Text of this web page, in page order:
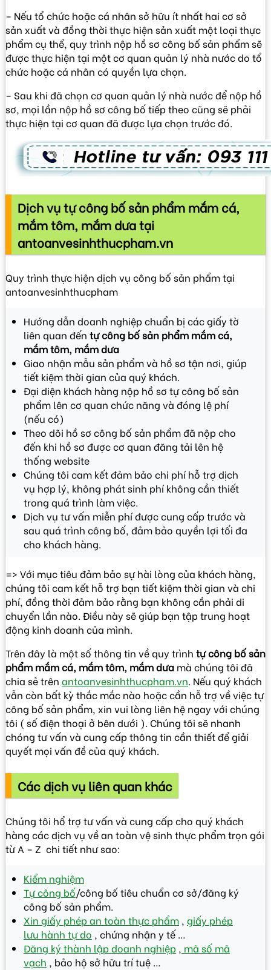
– Nếu tổ chức hoặc cá nhân sở hữu ít nhất hai cơ sở
sản xuất và đồng thời thực hiện sản xuất một loại thực
phẩm cụ thể, quy trình nộp hồ sơ công bố sản phẩm sẽ
được thực hiện tại một cơ quan quản lý nhà nước do tổ
chức hoặc cá nhân có quyền lựa chọn.
– Sau khi đã chọn cơ quan quản lý nhà nước để nộp hồ
sơ, mọi lần nộp hồ sơ công bố tiếp theo cũng sẽ phải
thực hiện tại cơ quan đã được lựa chọn trước đó.
Dịch vụ tự công bố sản phẩm mắm cá,
mắm tôm, mắm dưa tại
antoanvesinhthucpham.vn
Quy trình thực hiện dịch vụ công bố sản phẩm tại
antoanvesinhthucpham
Hướng dẫn doanh nghiệp chuẩn bị các giấy tờ
liên quan đến tự công bố sản phẩm mắm cá,
mắm tôm, mắm dưa
Giao nhận mẫu sản phẩm và hồ sơ tận nơi, giúp
tiết kiệm thời gian của quý khách.
Đại diện khách hàng nộp hồ sơ tự công bố sản
phẩm lên cơ quan chức năng và đóng lệ phí
(nếu có)
Theo dõi hồ sơ công bố sản phẩm đã nộp cho
đến khi hồ sơ được cơ quan đăng tải lên hệ
thống website
Chúng tôi cam kết đảm bảo chi phí hỗ trợ dịch
vụ hợp lý, không phát sinh phí không cần thiết
trong quá trình làm việc.
Dịch vụ tư vấn miễn phí được cung cấp trước và
sau quá trình công bố, đảm bảo quyền lợi tối đa
cho khách hàng.
=> Với mục tiêu đảm bảo sự hài lòng của khách hàng,
chúng tôi cam kết hỗ trợ bạn tiết kiệm thời gian và chi
phí, đồng thời đảm bảo rằng bạn không cần phải di
chuyển lần nào. Điều này sẽ giúp bạn tập trung hoạt
động kinh doanh của mình.
Trên đây là một số thông tin về quy trình tự công bố sản
phẩm mắm cá, mắm tôm, mắm dưa mà chúng tôi đã
chia sẻ trên antoanvesinhthucpham.vn. Nếu quý khách
vẫn còn bất kỳ thắc mắc nào hoặc cần hỗ trợ về việc tự
công bố sản phẩm, xin vui lòng liên hệ ngay với chúng
tôi ( số điện thoại ở bên dưới ). Chúng tôi sẽ nhanh
chóng tư vấn và cung cấp thông tin cần thiết để giải
quyết mọi vấn đề của quý khách.
Các dịch vụ liên quan khác
Chúng tôi hổ trợ tư vấn và cung cấp cho quý khách
hàng các dịch vụ về an toàn vệ sinh thực phẩm trọn gói
từ A – Z chi tiết như sao:
Kiểm nghiệm
Tự công bố/công bố tiêu chuẩn cơ sở/đăng ký
công bố sản phẩm.
Xin giấy phép an toàn thực phẩm , giấy phép
lưu hành tự do , chứng nhận y tế …
Đăng ký thành lập doanh nghiệp , mã số mã
vạch , bảo hộ sở hữu trí tuệ …